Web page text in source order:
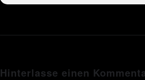
Hinterlasse einen